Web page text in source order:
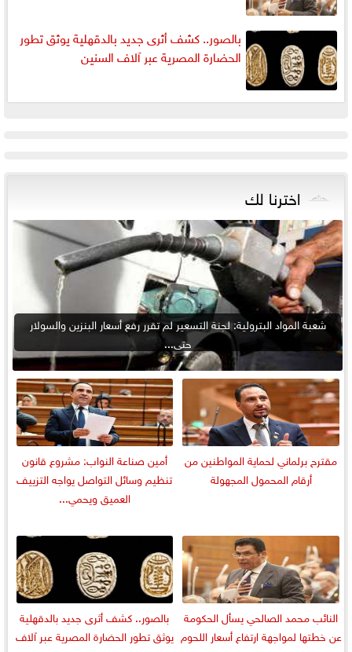
بالصور.. كشف أثرى جديد بالدقهلية يوثق تطور
الحضارة المصرية عبر آلاف السنين
اخترنا لك
شعبة المواد البترولية: لجنة التسعير لم تقرر رفع أسعار البنزين والسولار
حتى...
مقترح برلماني لحماية المواطنين من
أرقام المحمول المجهولة
أمين صناعة النواب: مشروع قانون
تنظيم وسائل التواصل يواجه التزييف
العميق ويحمي...
النائب محمد الصالحي يسأل الحكومة
عن خطتها لمواجهة ارتفاع أسعار اللحوم
بالصور.. كشف أثرى جديد بالدقهلية
يوثق تطور الحضارة المصرية عبر آلاف